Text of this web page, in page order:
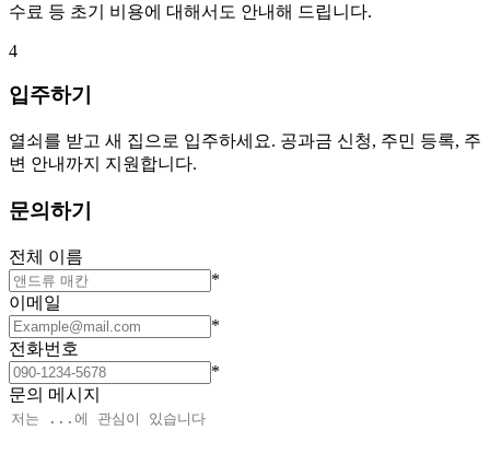
수료 등 초기 비용에 대해서도 안내해 드립니다.
4
입주하기
열쇠를 받고 새 집으로 입주하세요. 공과금 신청, 주민 등록, 주
변 안내까지 지원합니다.
문의하기
전체 이름
*
이메일
*
전화번호
*
문의 메시지